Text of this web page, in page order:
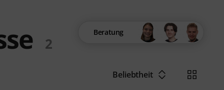
2
Beratung
Beliebtheit